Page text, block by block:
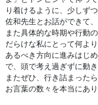
り着けるように、少しず
佐和先生とお話ができて
また具体的な時期や行動
だらけな私にとって何よ
あるべき方向に進みはじ
で、頭で考え過ぎずに動
またぜひ、行き詰まった
お言葉の数々を本当にあ